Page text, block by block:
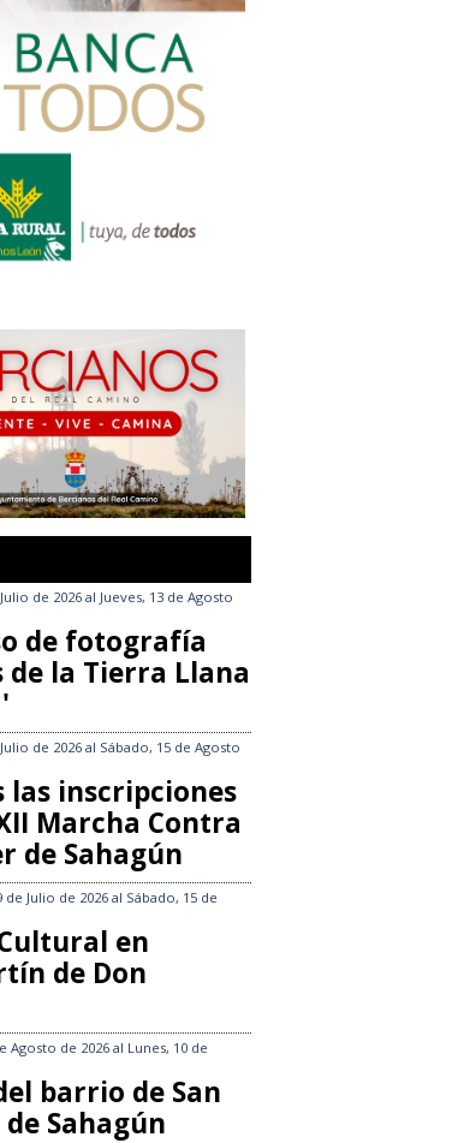
de 2026 al Jueves, 13 de Agosto
de fotografía
de la Tierra Llana
de 2026 al Sábado, 15 de Agosto
las inscripciones
Marcha Contra
de Sahagún
de Julio de 2026 al Sábado, 15 de
en
de Don
Agosto de 2026 al Lunes, 10 de
barrio de San
Sahagún